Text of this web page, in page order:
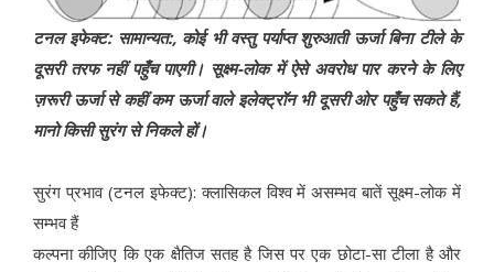
टनल इफेक्ट: सामान्यत:, कोई भी वस्तु पर्याप्त शुरुआती ऊर्जा बिना टीले के
दूसरी तरफ नहीं पहुँच पाएगी। सूक्ष्म-लोक में ऐसे अवरोध पार करने के लिए
ज़रूरी ऊर्जा से कहीं कम ऊर्जा वाले इलेक्ट्रॉन भी दूसरी ओर पहुँच सकते हैं,
मानो किसी सुरंग से निकले हों।
सुरंग प्रभाव (टनल इफेक्ट): क्लासिकल विश्व में असम्भव बातें सूक्ष्म-लोक में
सम्भव हैं
कल्पना कीजिए कि एक क्षैतिज सतह है जिस पर एक छोटा-सा टीला है और